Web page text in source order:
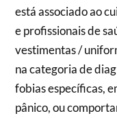
está associado ao
e profissionais de
vestimentas /
na categoria de
fobias específicas,
pânico, ou